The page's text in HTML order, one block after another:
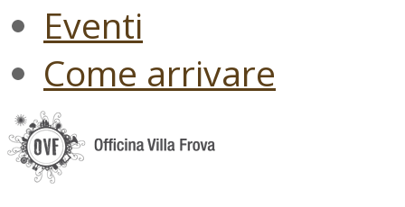
Eventi
Come arrivare